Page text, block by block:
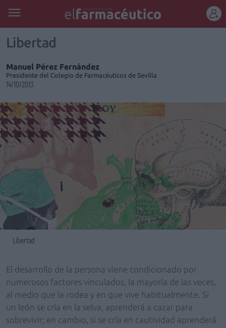
Libertad
Manuel Pérez Fernández
Presidente del Colegio de Farmacéuticos de Sevilla
14/10/2013
Libertad
El desarrollo de la persona viene condicionado por
numerosos factores vinculados, la mayoría de las veces,
al medio que la rodea y en que vive habitualmente. Si
un león se cría en la selva, aprenderá a cazar para
sobrevivir; en cambio, si se cría en cautividad aprenderá